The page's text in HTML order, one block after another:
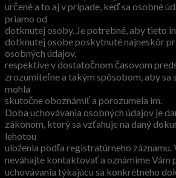
určené a to aj v prípade, keď sa osobné
priamo od
dotknutej osoby. Je potrebné, aby tieto
dotknutej osobe poskytnuté najneskôr
osobných údajov,
respektíve v dostatočnom časovom
zrozumiteľne a takým spôsobom, aby
mohla
skutočne oboznámiť a porozumela im.
Doba uchovávania osobných údajov je
zákonom, ktorý sa vzťahuje na daný
lehotou
uloženia podľa registratúrneho záznamu.
neváhajte kontaktovať a oznámime Vám
uchovávania týkajúcu sa konkrétneho